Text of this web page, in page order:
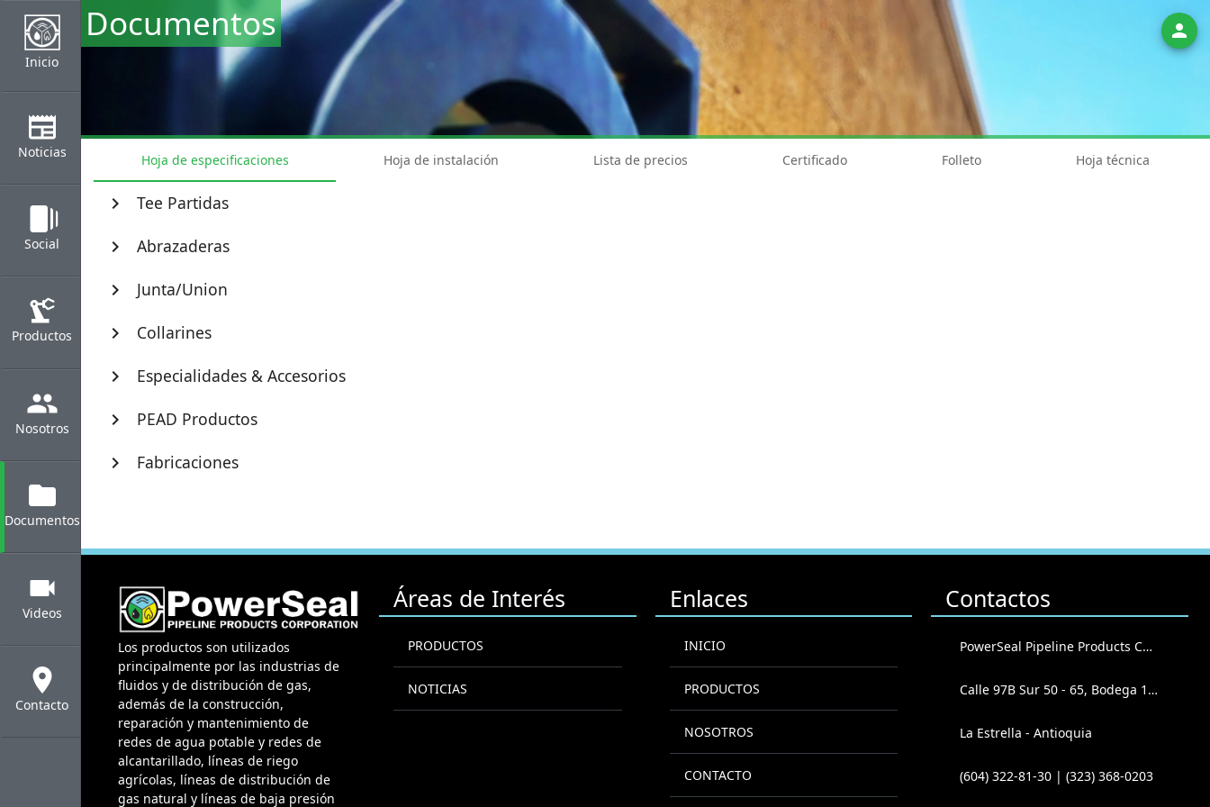
Inicio
newspaper
Noticias
web_stories
Social
precision_manufacturing
Productos
group
Nosotros
folder
Documentos
videocam
Videos
location_on
Contacto
person
Documentos
Hoja de especificaciones Hoja de instalación Lista de precios Certificado Folleto Hoja técnica
chevron_right Tee Partidas
chevron_right Abrazaderas
chevron_right Junta/Union
chevron_right Collarines
chevron_right Especialidades & Accesorios
chevron_right PEAD Productos
chevron_right Fabricaciones
Los productos son utilizados
principalmente por las industrias de
fluidos y de distribución de gas,
además de la construcción,
reparación y mantenimiento de
redes de agua potable y redes de
alcantarillado, líneas de riego
agrícolas, líneas de distribución de
gas natural y líneas de baja presión
Áreas de Interés
PRODUCTOS
NOTICIAS
Enlaces
INICIO
PRODUCTOS
NOSOTROS
CONTACTO
Contactos
PowerSeal Pipeline Products Corporation
Calle 97B Sur 50 - 65, Bodega 102
La Estrella - Antioquia
(604) 322-81-30 | (323) 368-0203